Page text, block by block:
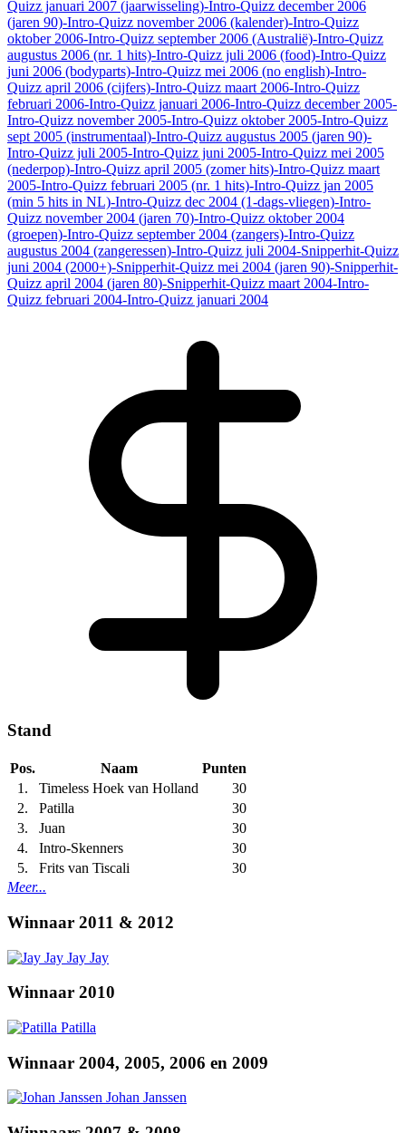
Quizz januari 2007 (jaarwisseling)-Intro-Quizz december 2006
(jaren 90)-Intro-Quizz november 2006 (kalender)-Intro-Quizz
oktober 2006-Intro-Quizz september 2006 (Australië)-Intro-Quizz
augustus 2006 (nr. 1 hits)-Intro-Quizz juli 2006 (food)-Intro-Quizz
juni 2006 (bodyparts)-Intro-Quizz mei 2006 (no english)-Intro-
Quizz april 2006 (cijfers)-Intro-Quizz maart 2006-Intro-Quizz
februari 2006-Intro-Quizz januari 2006-Intro-Quizz december 2005-
Intro-Quizz november 2005-Intro-Quizz oktober 2005-Intro-Quizz
sept 2005 (instrumentaal)-Intro-Quizz augustus 2005 (jaren 90)-
Intro-Quizz juli 2005-Intro-Quizz juni 2005-Intro-Quizz mei 2005
(nederpop)-Intro-Quizz april 2005 (zomer hits)-Intro-Quizz maart
2005-Intro-Quizz februari 2005 (nr. 1 hits)-Intro-Quizz jan 2005
(min 5 hits in NL)-Intro-Quizz dec 2004 (1-dags-vliegen)-Intro-
Quizz november 2004 (jaren 70)-Intro-Quizz oktober 2004
(groepen)-Intro-Quizz september 2004 (zangers)-Intro-Quizz
augustus 2004 (zangeressen)-Intro-Quizz juli 2004-Snipperhit-Quizz
juni 2004 (2000+)-Snipperhit-Quizz mei 2004 (jaren 90)-Snipperhit-
Quizz april 2004 (jaren 80)-Snipperhit-Quizz maart 2004-Intro-
Quizz februari 2004-Intro-Quizz januari 2004
Stand
Pos. Naam
Punten
1.
Timeless Hoek van Holland
30
2.
Patilla
30
3.
Juan
30
4.
Intro-Skenners
30
5.
Frits van Tiscali
30
Meer...
Winnaar 2011 & 2012
Jay Jay
Winnaar 2010
Patilla
Winnaar 2004, 2005, 2006 en 2009
Johan Janssen